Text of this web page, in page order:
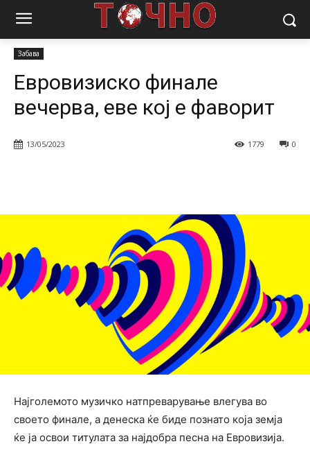
Почетна Забава
Евровизиско финале вечерва, еве кој
Забава
Евровизиско финале
вечерва, еве кој е фаворит
13/05/2023 0
1779
Најголемото музичко натпреварување влегува во
своето финале, а денеска ќе биде познато која земја
ќе ја освои титулата за најдобра песна на Евровизија.